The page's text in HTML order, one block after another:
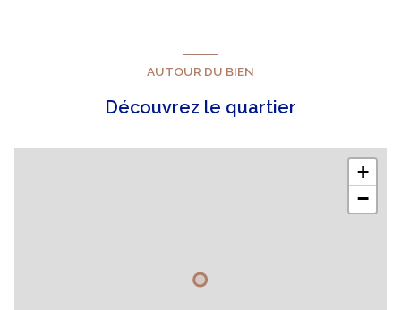
AUTOUR DU BIEN
Découvrez le quartier
+
−